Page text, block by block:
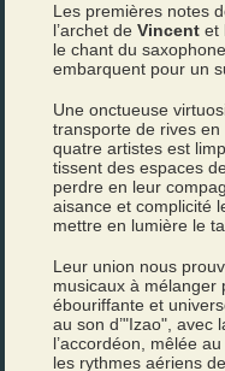
Les premières notes
l’archet deVincent et
le chant du
embarquent pour un
Une onctueuse
transporte de rives
quatre artistes est
tissent des espaces
perdre en leur
aisance et complicité
mettre en lumière le
Leur union nous
musicaux à mélanger
ébouriffante et
au son d’"Izao",
l’accordéon, mêlée
les rythmes aériens de